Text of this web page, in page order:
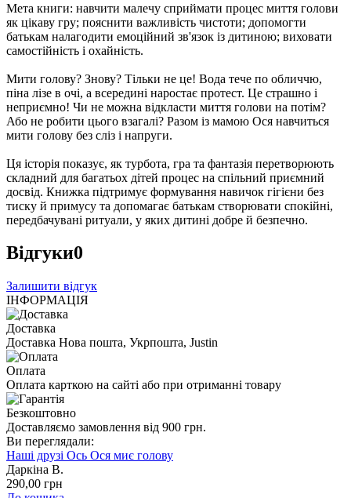
Мета книги: навчити малечу сприймати процес миття голови
як цікаву гру; пояснити важливість чистоти; допомогти
батькам налагодити емоційний зв'язок із дитиною; виховати
самостійність і охайність.
Мити голову? Знову? Тільки не це! Вода тече по обличчю,
піна лізе в очі, а всередині наростає протест. Це страшно і
неприємно! Чи не можна відкласти миття голови на потім?
Або не робити цього взагалі? Разом із мамою Ося навчиться
мити голову без сліз і напруги.
Ця історія показує, як турбота, гра та фантазія перетворюють
складний для багатьох дітей процес на спільний приємний
досвід. Книжка підтримує формування навичок гігієни без
тиску й примусу та допомагає батькам створювати спокійні,
передбачувані ритуали, у яких дитині добре й безпечно.
Відгуки0
Залишити відгук
ІНФОРМАЦІЯ
Доставка
Доставка Нова пошта, Укрпошта, Justin
Оплата
Оплата карткою на сайті або при отриманні товару
Безкоштовно
Доставляємо замовлення від 900 грн.
Ви переглядали:
Наші друзі Ось Ося миє голову
Даркіна В.
290,00 грн